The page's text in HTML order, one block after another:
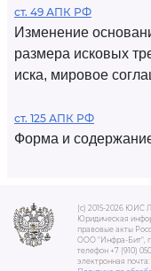
ст. 49 АПК РФ
Изменение
размера исковых
иска, мировое
ст. 125 АПК РФ
Форма и
(c) 2015-2026 ЮИС
Юридическая
правовые акты
ООО "Инфра-Бит",
телефон +7 (910)
электронная